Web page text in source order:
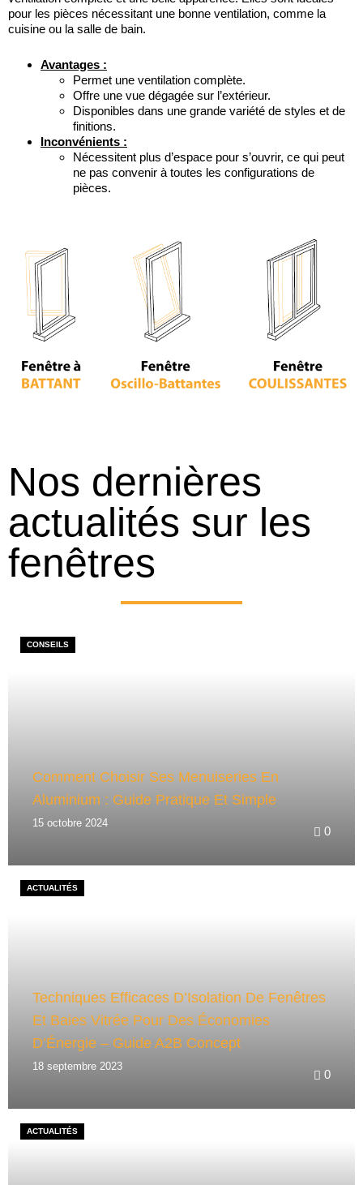
pour les pièces nécessitant une bonne ventilation, comme la
cuisine ou la salle de bain.
Avantages :
Permet une ventilation complète.
Offre une vue dégagée sur l’extérieur.
Disponibles dans une grande variété de styles et de
finitions.
Inconvénients :
Nécessitent plus d’espace pour s’ouvrir, ce qui peut
ne pas convenir à toutes les configurations de
pièces.
Nos dernières
actualités sur les
fenêtres
Comment Choisir Ses Menuiseries En
Aluminium : Guide Pratique Et Simple
15 octobre 2024
CONSEILS
0
Techniques Efficaces D’Isolation De Fenêtres
Et Baies Vitrée Pour Des Économies
D’Énergie – Guide A2B Concept
18 septembre 2023
ACTUALITÉS
0
ACTUALITÉS